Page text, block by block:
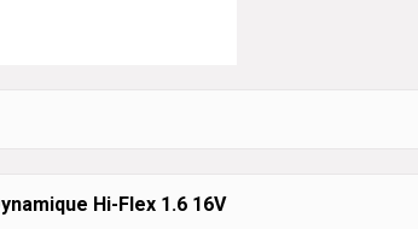
Hi-Flex 1.6 16V